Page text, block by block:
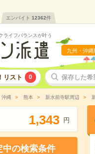
エンバイト 12362件
ライフバランスが叶う
九州・沖縄
リスト 0 保存した希
沖縄 熊本 新水前寺駅周辺
1,343 円
中の検索条件